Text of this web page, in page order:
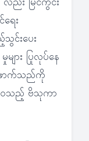
လည်း မြင်ကွင်း
ေး
င်းပေး
ျား ပြုလုပ်နေ
ောက်သည်ကို
သည့် ဗိသုကာ